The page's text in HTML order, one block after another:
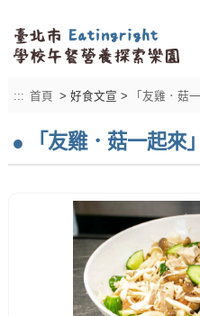
::: 首頁 > 好食文宣 > 「友雞．菇
「友雞．菇一起來